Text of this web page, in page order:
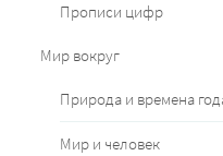
Прописи цифр
Мир вокруг
Природа и времена
Мир и человек